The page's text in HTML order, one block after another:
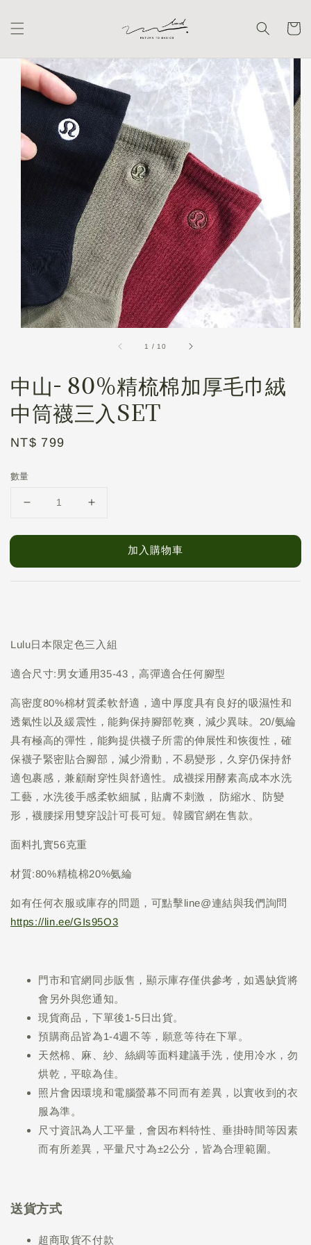
1 / 10
中山- 80%精梳棉加厚毛巾絨
中筒襪三入SET
Regular
NT$ 799
數量
加入購物車
Lulu日本限定色三入組
適合尺寸:男女通用35-43，高彈適合任何腳型
高密度80%棉材質柔軟舒適，適中厚度具有良好的吸濕性和
透氣性以及緩震性，能夠保持腳部乾爽，減少異味。20/氨綸
具有極高的彈性，能夠提供襪子所需的伸展性和恢復性，確
保襪子緊密貼合腳部，減少滑動，不易變形，久穿仍保持舒
適包裹感，兼顧耐穿性與舒適性。成襪採用酵素高成本水洗
工藝，水洗後手感柔軟細膩，貼膚不刺激， 防縮水、防變
形，襪腰採用雙穿設計可長可短。韓國官網在售款。
面料扎實56克重
材質:80%精梳棉20%氨綸
如有任何衣服或庫存的問題，可點擊line@連結與我們詢問
https://lin.ee/GIs95O3
門市和官網同步販售，顯示庫存僅供參考，如遇缺貨將
會另外與您通知。
現貨商品，下單後1-5日出貨。
預購商品皆為1-4週不等，願意等待在下單。
天然棉、麻、紗、絲綢等面料建議手洗，使用冷水，勿
烘乾，平晾為佳。
照片會因環境和電腦螢幕不同而有差異，以實收到的衣
服為準。
尺寸資訊為人工平量，會因布料特性、垂掛時間等因素
而有所差異，平量尺寸為±2公分，皆為合理範圍。
送貨方式
超商取貨不付款